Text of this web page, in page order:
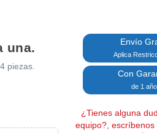
una.
piezas.
Envío
Aplica
Con
de 1 año
¿Tienes alguna
equipo?, escríbenos